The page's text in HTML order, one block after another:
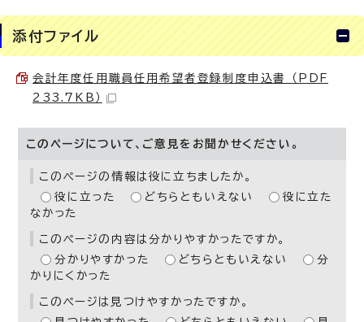
添付ファイル
会計年度任用職員任用希望者登録制度申込書 （PDF
233.7KB）
このページについて、ご意見をお聞かせください。
このページの情報は役に立ちましたか。
役に立った
どちらともいえない
役に立た
なかった
このページの内容は分かりやすかったですか。
分かりやすかった
どちらともいえない
分
かりにくかった
このページは見つけやすかったですか。